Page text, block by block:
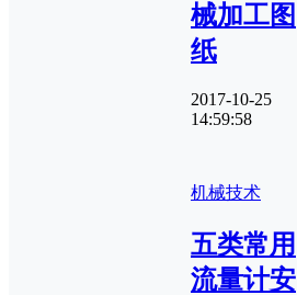
械加工图
纸
2017-10-25
14:59:58
机械技术
五类常用
流量计安